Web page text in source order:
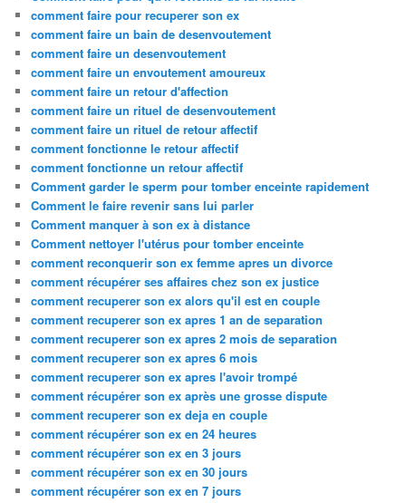
comment faire pour recuperer son ex
comment faire un bain de desenvoutement
comment faire un desenvoutement
comment faire un envoutement amoureux
comment faire un retour d'affection
comment faire un rituel de desenvoutement
comment faire un rituel de retour affectif
comment fonctionne le retour affectif
comment fonctionne un retour affectif
Comment garder le sperm pour tomber enceinte rapidement
Comment le faire revenir sans lui parler
Comment manquer à son ex à distance
Comment nettoyer l'utérus pour tomber enceinte
comment reconquerir son ex femme apres un divorce
comment récupérer ses affaires chez son ex justice
comment recuperer son ex alors qu'il est en couple
comment recuperer son ex apres 1 an de separation
comment recuperer son ex apres 2 mois de separation
comment recuperer son ex apres 6 mois
comment recuperer son ex apres l'avoir trompé
comment récupérer son ex après une grosse dispute
comment recuperer son ex deja en couple
comment récupérer son ex en 24 heures
comment récupérer son ex en 3 jours
comment récupérer son ex en 30 jours
comment récupérer son ex en 7 jours